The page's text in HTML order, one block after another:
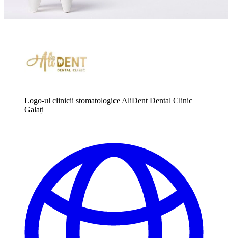
Logo-ul clinicii stomatologice AliDent Dental Clinic
Galați